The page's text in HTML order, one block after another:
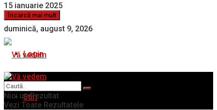
15 ianuarie 2025
Încarcă mai mult
duminică, august 9, 2026
Login
Stiri
Nici un Rezultat
Vezi Toate Rezultatele